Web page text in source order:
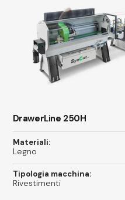
DrawerLine 250H
Materiali:
Legno
Tipologia macchina:
Rivestimenti